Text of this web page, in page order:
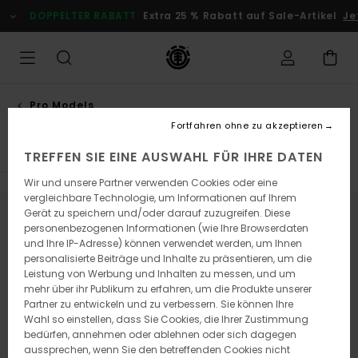
zur
Produkt
springen
DOPPELTER RABATT Extra 25 % Rabatt auf Sale-Artikel
Pro Models
Bleib dabei, die Produkte sind bald
wieder da
Ups, wir konnten keine Ergebnisse für
deine Suche finden.
Kein Problem! Versuche es mit anderen Begriffen oder stöbere in
TREFFEN SIE EINE AUSWAHL FÜR IHRE DATEN
Wir und unsere Partner verwenden Cookies oder eine
vergleichbare Technologie, um Informationen auf Ihrem
Gerät zu speichern und/oder darauf zuzugreifen. Diese
personenbezogenen Informationen (wie Ihre Browserdaten
und Ihre IP-Adresse) können verwendet werden, um Ihnen
personalisierte Beiträge und Inhalte zu präsentieren, um die
Leistung von Werbung und Inhalten zu messen, und um
mehr über ihr Publikum zu erfahren, um die Produkte unserer
Partner zu entwickeln und zu verbessern. Sie können Ihre
Wahl so einstellen, dass Sie Cookies, die Ihrer Zustimmung
bedürfen, annehmen oder ablehnen oder sich dagegen
aussprechen, wenn Sie den betreffenden Cookies nicht
Fortfahren ohne zu akzeptieren